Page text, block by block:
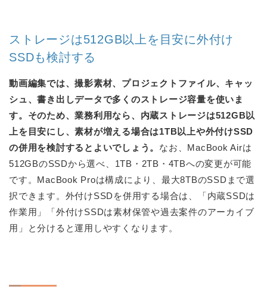
ストレージは512GB以上を目安に外付け
SSDも検討する
動画編集では、撮影素材、プロジェクトファイル、キャッ
シュ、書き出しデータで多くのストレージ容量を使いま
す。そのため、業務利用なら、内蔵ストレージは512GB以
上を目安にし、素材が増える場合は1TB以上や外付けSSD
の併用を検討するとよいでしょう。 なお、MacBook Airは
512GBのSSDから選べ、1TB・2TB・4TBへの変更が可能
です。MacBook Proは構成により、最大8TBのSSDまで選
択できます。外付けSSDを併用する場合は、「内蔵SSDは
作業用」「外付けSSDは素材保管や過去案件のアーカイブ
用」と分けると運用しやすくなります。